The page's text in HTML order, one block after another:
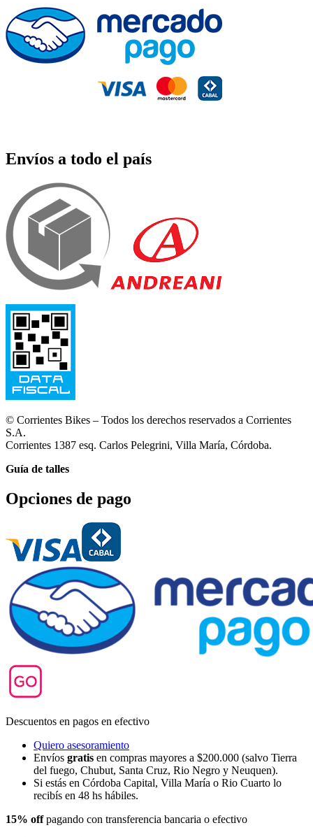
Envíos a todo el país
© Corrientes Bikes – Todos los derechos reservados a Corrientes
S.A.
Corrientes 1387 esq. Carlos Pelegrini, Villa María, Córdoba.
Guía de talles
Opciones de pago
Descuentos en pagos en efectivo
Quiero asesoramiento
Envíos gratis en compras mayores a $200.000 (salvo Tierra
del fuego, Chubut, Santa Cruz, Rio Negro y Neuquen).
Si estás en Córdoba Capital, Villa María o Rio Cuarto lo
recibís en 48 hs hábiles.
15% offpagando con transferencia bancaria o efectivo